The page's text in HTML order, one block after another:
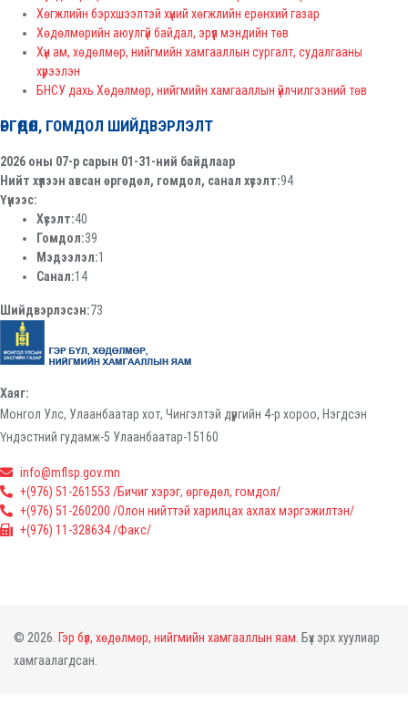
Хөгжлийн бэрхшээлтэй хүний хөгжлийн ерөнхий газар
Хөдөлмөрийн аюулгүй байдал, эрүүл мэндийн төв
Хүн ам, хөдөлмөр, нийгмийн хамгааллын сургалт, судалгааны
хүрээлэн
БНСУ дахь Хөдөлмөр, нийгмийн хамгааллын үйлчилгээний төв
ӨРГӨДӨЛ, ГОМДОЛ ШИЙДВЭРЛЭЛТ
2026 оны 07-р сарын 01-31-ний байдлаар
Нийт хүлээн авсан өргөдөл, гомдол, санал хүсэлт:94
Үүнээс:
Хүсэлт:40
Гомдол:39
Мэдээлэл:1
Санал:14
Шийдвэрлэсэн:73
Хаяг:
Монгол Улс, Улаанбаатар хот, Чингэлтэй дүүргийн 4-р хороо, Нэгдсэн
Үндэстний гудамж-5 Улаанбаатар-15160
info@mflsp.gov.mn
+(976) 51-261553 /Бичиг хэрэг, өргөдөл, гомдол/
+(976) 51-260200 /Олон нийттэй харилцах ахлах мэргэжилтэн/
+(976) 11-328634 /Факс/
© 2026. Гэр бүл, хөдөлмөр, нийгмийн хамгааллын яам. Бүх эрх хуулиар
хамгаалагдсан.